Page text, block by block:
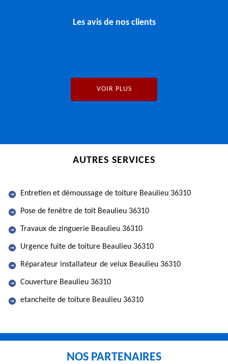
Les avis de nos clients
VOIR PLUS
AUTRES SERVICES
Entretien et démoussage de toiture Beaulieu 36310
Pose de fenêtre de toit Beaulieu 36310
Travaux de zinguerie Beaulieu 36310
Urgence fuite de toiture Beaulieu 36310
Réparateur installateur de velux Beaulieu 36310
Couverture Beaulieu 36310
etancheite de toiture Beaulieu 36310
NOS PARTENAIRES